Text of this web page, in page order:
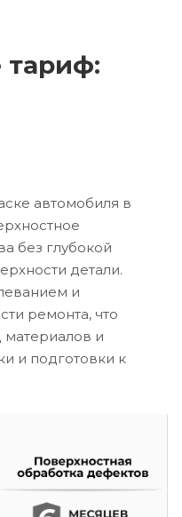
тариф:
автомобиля в
без глубокой
детали.
и
ремонта, что
материалов и
и подготовки к